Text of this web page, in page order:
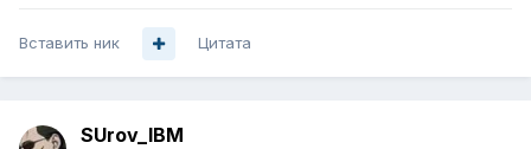
Вставить ник Цитата
SUrov_IBM